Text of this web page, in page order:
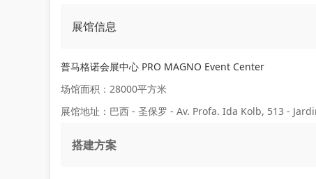
展馆信息
普马格诺会展中心 PRO MAGNO Event Center
场馆面积：28000平方米
展馆地址：巴西 - 圣保罗 - Av. Profa. Ida Kolb, 513 -
搭建方案